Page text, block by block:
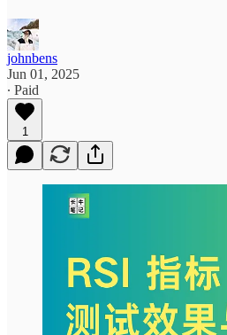
johnbens
Jun 01, 2025
∙ Paid
1